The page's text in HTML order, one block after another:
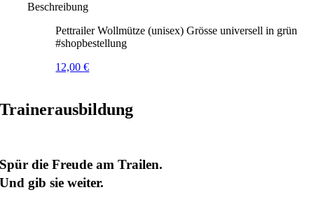
Beschreibung
Pettrailer Wollmütze (unisex) Grösse universell in grün
#shopbestellung
12,00€
Trainerausbildung
Spür die Freude am Trailen.
Und gib sie weiter.